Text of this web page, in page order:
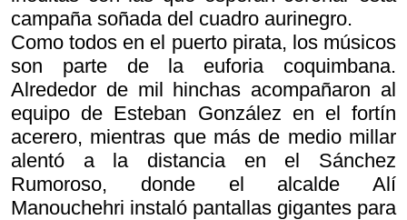
campaña soñada del cuadro aurinegro.
Como todos en el puerto pirata, los músicos
son parte de la euforia coquimbana.
Alrededor de mil hinchas acompañaron al
equipo de Esteban González en el fortín
acerero, mientras que más de medio millar
alentó a la distancia en el Sánchez
Rumoroso, donde el alcalde Alí
Manouchehri instaló pantallas gigantes para